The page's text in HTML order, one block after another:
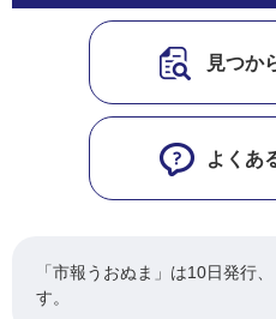
見つか
よくあ
「市報うおぬま」は10日発行
す。